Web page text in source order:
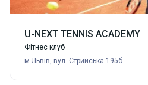
U-NEXT TENNIS ACADEMY
Фітнес клуб
м.Львів, вул. Стрийська 195б